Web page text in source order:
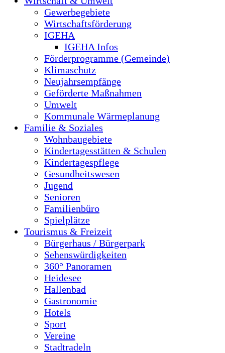
Gewerbegebiete
Wirtschaftsförderung
IGEHA
IGEHA Infos
Förderprogramme (Gemeinde)
Klimaschutz
Neujahrsempfänge
Geförderte Maßnahmen
Umwelt
Kommunale Wärmeplanung
Familie & Soziales
Wohnbaugebiete
Kindertagesstätten & Schulen
Kindertagespflege
Gesundheitswesen
Jugend
Senioren
Familienbüro
Spielplätze
Tourismus & Freizeit
Bürgerhaus / Bürgerpark
Sehenswürdigkeiten
360° Panoramen
Heidesee
Hallenbad
Gastronomie
Hotels
Sport
Vereine
Stadtradeln